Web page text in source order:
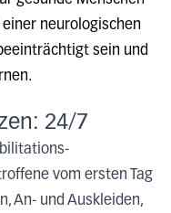
neurologischen
sein und
24/7
vom ersten Tag
An- und Auskleiden,